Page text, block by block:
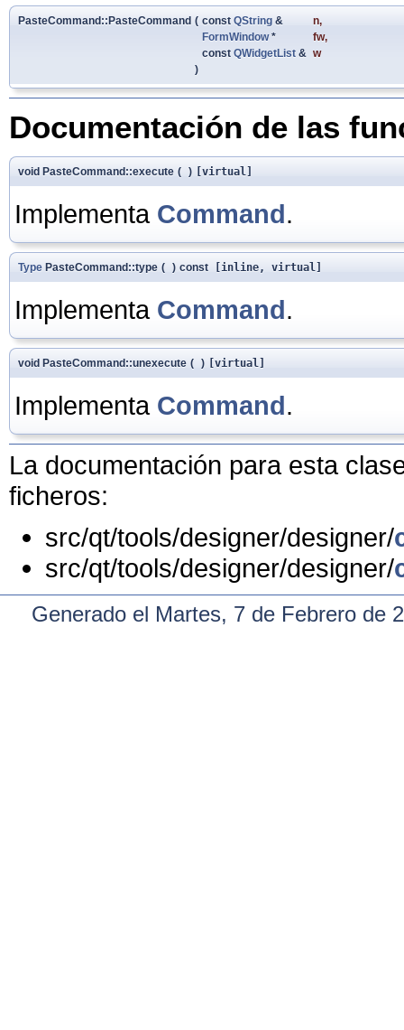
PasteCommand::PasteCommand ( const QString & n,
FormWindow* fw,
const QWidgetList & w
)
Documentación de las
void PasteCommand::execute ( ) [virtual]
Implementa Command.
Type PasteCommand::type ( ) const [inline, virtual]
Implementa Command.
void PasteCommand::unexecute ( ) [virtual]
Implementa Command.
La documentación para esta
ficheros:
src/qt/tools/designer/designer/
src/qt/tools/designer/designer/
Generado el Martes, 7 de Febrero de